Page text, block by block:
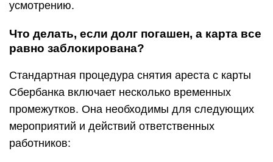
усмотрению.
Что делать, если долг погашен, а карта все
равно заблокирована?
Стандартная процедура снятия ареста с карты
Сбербанка включает несколько временных
промежутков. Она необходимы для следующих
мероприятий и действий ответственных
работников: